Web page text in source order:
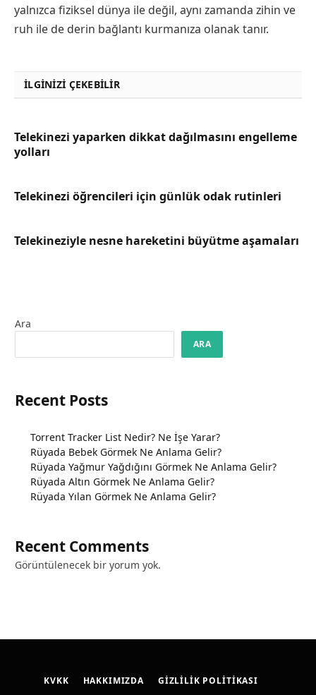
yalnızca fiziksel dünya ile değil, aynı zamanda zihin ve
ruh ile de derin bağlantı kurmanıza olanak tanır.
İLGINIZI ÇEKEBILIR
Telekinezi yaparken dikkat dağılmasını engelleme
yolları
Telekinezi öğrencileri için günlük odak rutinleri
Telekineziyle nesne hareketini büyütme aşamaları
Ara
ARA
Recent Posts
Torrent Tracker List Nedir? Ne İşe Yarar?
Rüyada Bebek Görmek Ne Anlama Gelir?
Rüyada Yağmur Yağdığını Görmek Ne Anlama Gelir?
Rüyada Altın Görmek Ne Anlama Gelir?
Rüyada Yılan Görmek Ne Anlama Gelir?
Recent Comments
Görüntülenecek bir yorum yok.
KVKK HAKKIMIZDA
GIZLILIK POLITIKASI